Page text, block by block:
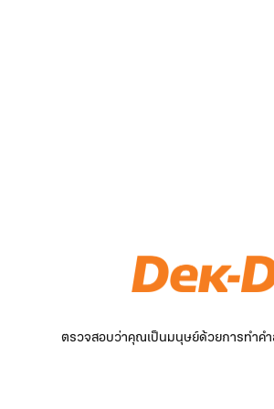
ตรวจสอบว่าคุณเป็นมนุษย์ด้วยการทำคำ